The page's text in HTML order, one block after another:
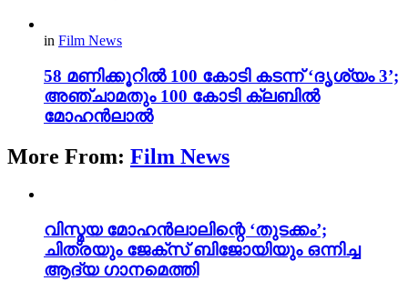
in Film News
58 മണിക്കൂറിൽ 100 കോടി കടന്ന് ‘ദൃശ്യം 3’;
അഞ്ചാമതും 100 കോടി ക്ലബിൽ
മോഹൻലാൽ
More From: Film News
വിസ്മയ മോഹൻലാലിന്റെ ‘തുടക്കം’;
ചിത്രയും ജേക്സ് ബിജോയിയും ഒന്നിച്ച
ആദ്യ ഗാനമെത്തി